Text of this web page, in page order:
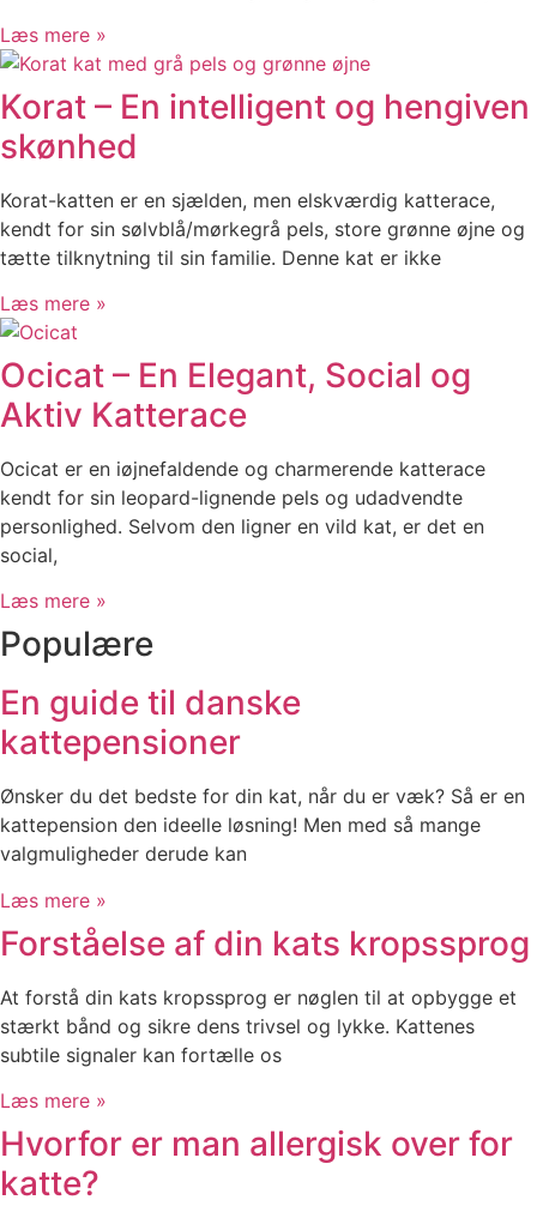
Læs mere »
Korat – En intelligent og hengiven
skønhed
Korat-katten er en sjælden, men elskværdig katterace,
kendt for sin sølvblå/mørkegrå pels, store grønne øjne og
tætte tilknytning til sin familie. Denne kat er ikke
Læs mere »
Ocicat – En Elegant, Social og
Aktiv Katterace
Ocicat er en iøjnefaldende og charmerende katterace
kendt for sin leopard-lignende pels og udadvendte
personlighed. Selvom den ligner en vild kat, er det en
social,
Læs mere »
Populære
En guide til danske
kattepensioner
Ønsker du det bedste for din kat, når du er væk? Så er en
kattepension den ideelle løsning! Men med så mange
valgmuligheder derude kan
Læs mere »
Forståelse af din kats kropssprog
At forstå din kats kropssprog er nøglen til at opbygge et
stærkt bånd og sikre dens trivsel og lykke. Kattenes
subtile signaler kan fortælle os
Læs mere »
Hvorfor er man allergisk over for
katte?